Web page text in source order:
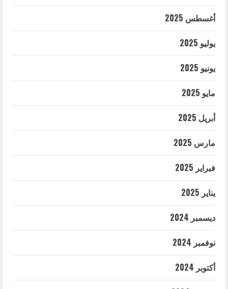
أغسطس 2025
يوليو 2025
يونيو 2025
مايو 2025
أبريل 2025
مارس 2025
فبراير 2025
يناير 2025
ديسمبر 2024
نوفمبر 2024
أكتوبر 2024